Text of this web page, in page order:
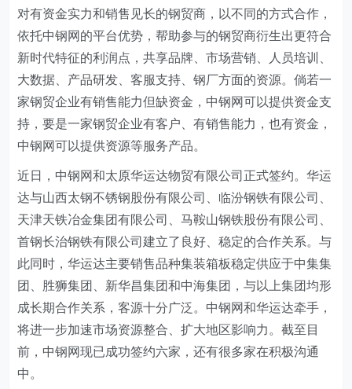
对有资金实力和销售见长的钢贸商，以不同的方式合作，
依托中钢网的平台优势，帮助参与的钢贸商衍生出更符合
新时代特征的利润点，共享品牌、市场营销、人员培训、
大数据、产品研发、客服支持、钢厂方面的资源。倘若一
家钢贸企业有销售能力但缺资金，中钢网可以提供资金支
持，要是一家钢贸企业有客户、有销售能力，也有资金，
中钢网可以提供资源等服务产品。
近日，中钢网和太原华运达物贸有限公司正式签约。华运
达与山西太钢不锈钢股份有限公司、临汾钢铁有限公司、
天津天铁冶金集团有限公司、马鞍山钢铁股份有限公司、
首钢长治钢铁有限公司建立了良好、稳定的合作关系。与
此同时，华运达主要销售品种集装箱板稳定供应于中集集
团、胜狮集团、新华昌集团和中海集团，与以上集团均形
成长期合作关系，客源十分广泛。中钢网和华运达牵手，
将进一步加速市场资源整合、扩大地区影响力。截至目
前，中钢网现已成功签约六家，还有很多家在积极沟通
中。